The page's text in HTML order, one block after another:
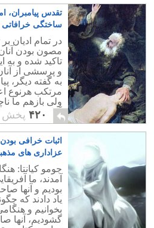
تقدس پیامبران،
ساختگی خرافاتی
در تمام ادیان
مصون بودن
تاکید شده و به
و پرسشی از
به گفته دیگر،
مرتکب هرنوع
ولی بازهم ما
گناه بدانیم و دم
۴۲۰ پخش
اثبات خرافی
عزاداری های
شب قدر
جومو کیانتا:
آمدند، ما
بودیم و آنها
یاد دادند که
بخوانیم و
گشودیم، آنها